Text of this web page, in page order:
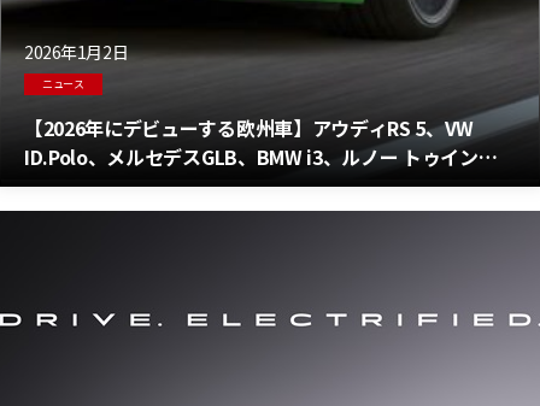
2026年1月2日
ニュース
【2026年にデビューする欧州車】アウディRS 5、VW
ID.Polo、メルセデスGLB、BMW i3、ルノー トゥインゴ
など2026年登場の新車一覧！